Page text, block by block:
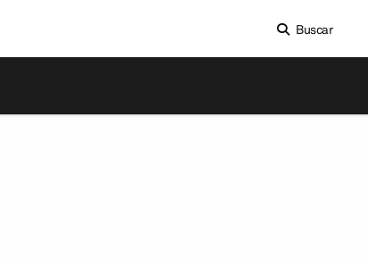
Buscar